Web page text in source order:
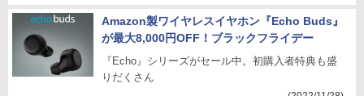
Amazon製ワイヤレスイヤホン『Echo Buds』
が最大8,000円OFF！ブラックフライデー
『Echo』シリーズがセール中。初購入者特典も盛
りだくさん